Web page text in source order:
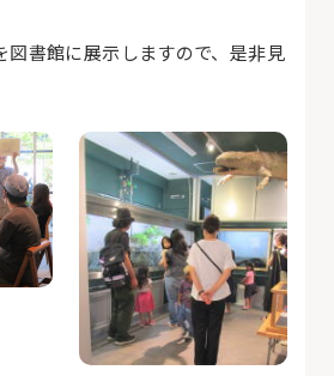
図書館に展示しますので、是非見